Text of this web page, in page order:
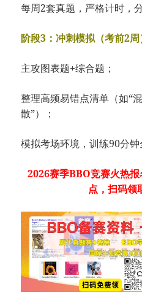
每周2套真题，严格计时，
阶段3：冲刺模拟（考前2周
主攻图表题+综合题；
整理高频易错点清单（如“
散”）；
模拟考场环境，训练90分钟
2026赛季BBO竞赛火热
点，扫码领